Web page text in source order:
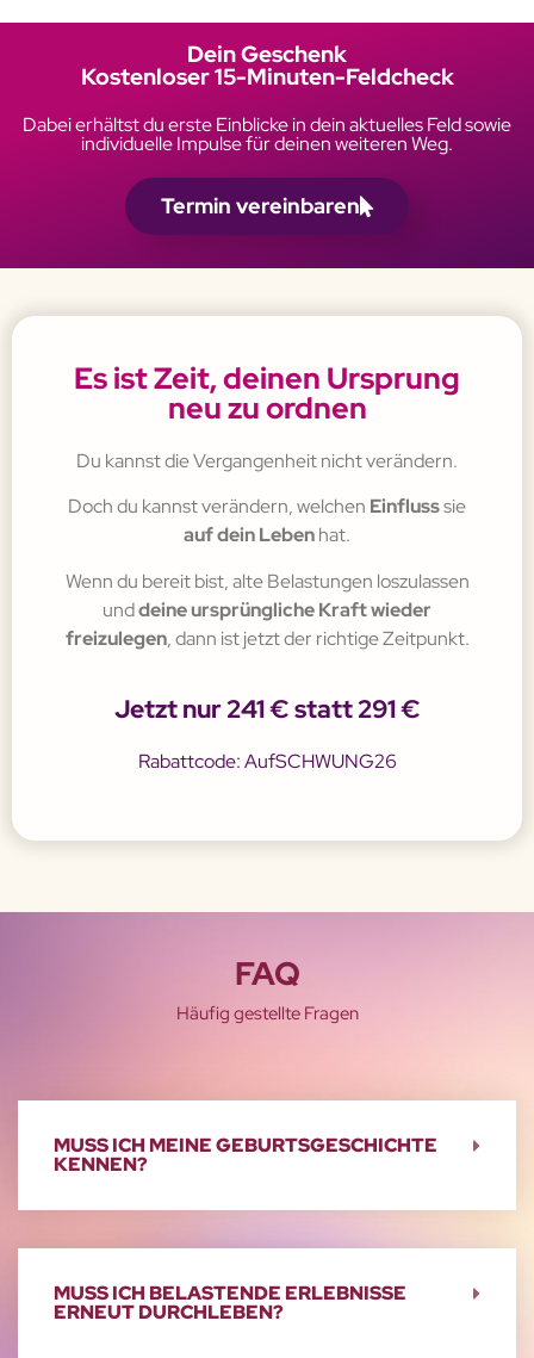
Dein Geschenk
Kostenloser 15-Minuten-Feldcheck
Dabei erhältst du erste Einblicke in dein aktuelles Feld sowie
individuelle Impulse für deinen weiteren Weg.
Termin vereinbaren
Es ist Zeit, deinen Ursprung
neu zu ordnen
Du kannst die Vergangenheit nicht verändern.
Doch du kannst verändern, welchen Einflusssie
auf dein Lebenhat.
Wenn du bereit bist, alte Belastungen loszulassen
unddeine ursprüngliche Kraft wieder
freizulegen, dann ist jetzt der richtige Zeitpunkt.
Jetzt nur 241 € statt 291 €
Rabattcode: AufSCHWUNG26
FAQ
Häufig gestellte Fragen
MUSS ICH MEINE GEBURTSGESCHICHTE
KENNEN?
MUSS ICH BELASTENDE ERLEBNISSE
ERNEUT DURCHLEBEN?